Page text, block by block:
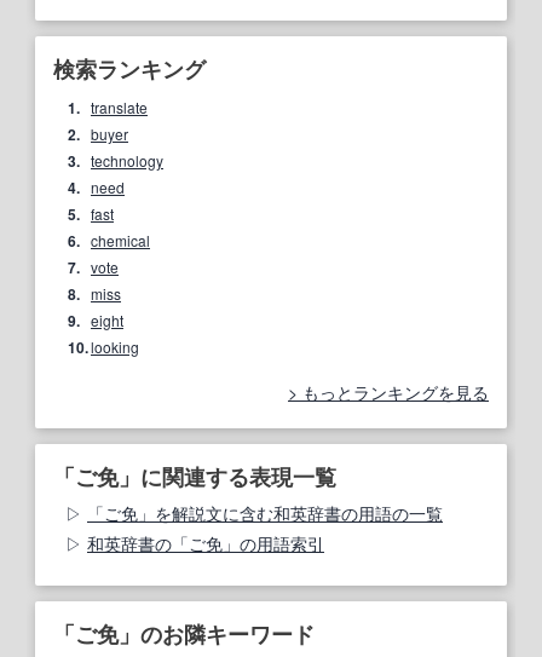
検索ランキング
1. translate
2. buyer
3. technology
4. need
5. fast
6. chemical
7. vote
8. miss
9. eight
10.looking
もっとランキングを見る
「ご免」に関連する表現一覧
「ご免」を解説文に含む和英辞書の用語の一覧
和英辞書の「ご免」の用語索引
「ご免」のお隣キーワード